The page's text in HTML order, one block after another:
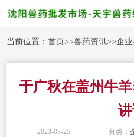
当前位置：首页>>兽药资讯>>企业
于广秋在盖州牛
2023-03-25 分类：